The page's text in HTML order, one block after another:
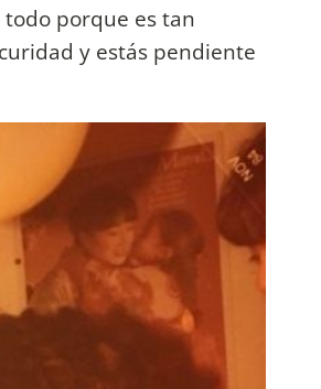
porque es tan
y estás pendiente